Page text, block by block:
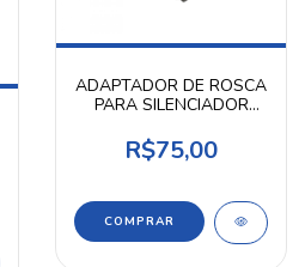
ADAPTADOR DE ROSCA
PARA SILENCIADOR
STORM
R$75,00
COMPRAR